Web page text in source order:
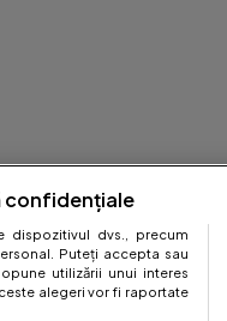
confidențiale
dispozitivul dvs., precum
Puteți accepta sau
utilizării unui interes
alegeri vor fi raportate